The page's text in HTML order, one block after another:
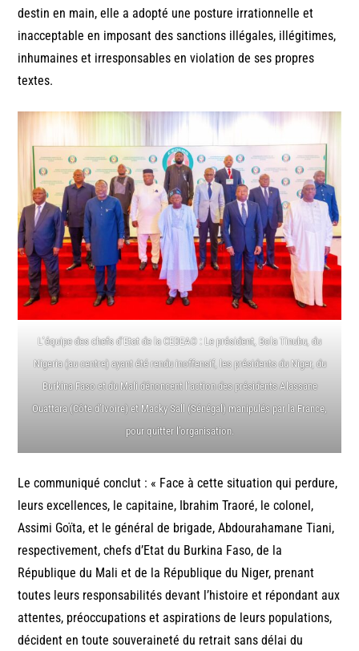
destin en main, elle a adopté une posture irrationnelle et
inacceptable en imposant des sanctions illégales, illégitimes,
inhumaines et irresponsables en violation de ses propres
textes.
L’équipe des chefs d’Etat de la CEDEAO : Le président, Bola Tinubu, du
Nigeria (au centre) ayant été rendu inoffensif, les présidents du Niger, du
Burkina Faso et du Mali dénoncent l’action des présidents Alassane
Ouattara (Côte d’Ivoire) et Macky Sall (Sénégal) manipulés par la France,
pour quitter l’organisation.
Le communiqué conclut : « Face à cette situation qui perdure,
leurs excellences, le capitaine, Ibrahim Traoré, le colonel,
Assimi Goïta, et le général de brigade, Abdourahamane Tiani,
respectivement, chefs d’Etat du Burkina Faso, de la
République du Mali et de la République du Niger, prenant
toutes leurs responsabilités devant l’histoire et répondant aux
attentes, préoccupations et aspirations de leurs populations,
décident en toute souveraineté du retrait sans délai du